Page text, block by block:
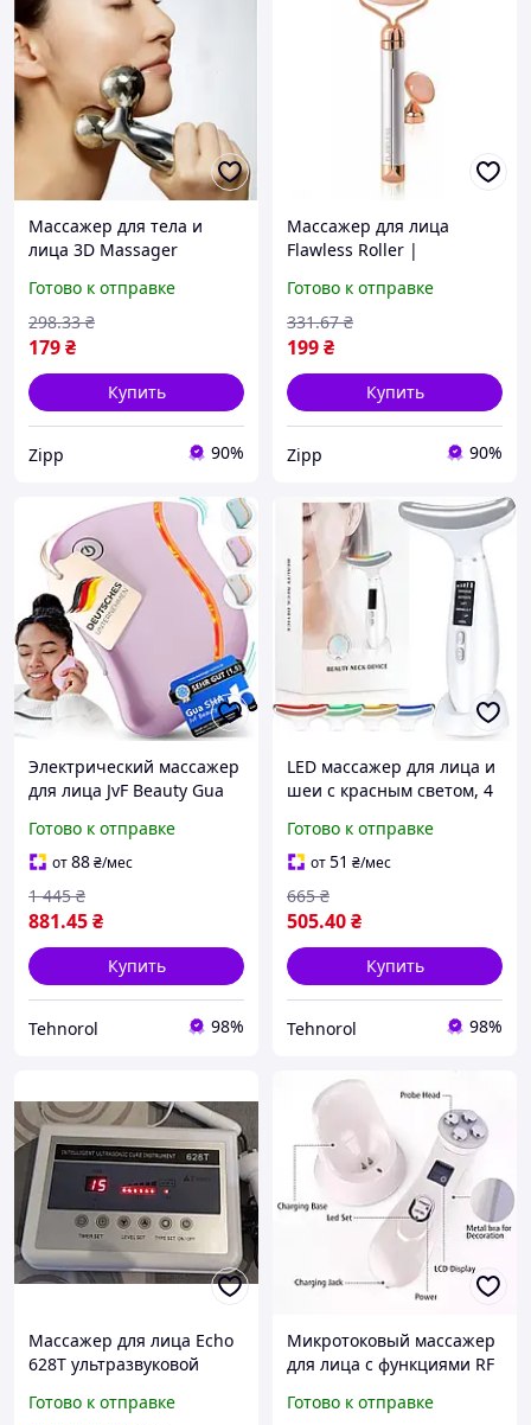
Массажер для тела и
лица 3D Massager
Готово к отправке
179₴
298.33 ₴
Купить
Zipp 90%
Массажер для лица
Flawless Roller |
вибромассажер для лица
Готово к отправке
199₴
331.67 ₴
Купить
Zipp 90%
Электрический массажер
для лица JvF Beauty Gua
упругой кожи с
вибрацией
Готово к отправке
от88₴/мес
881.45₴
1 445 ₴
Купить
Tehnorol 98%
LED массажер для лица и
шеи с красным светом, 4
вибрацией и нагревом,
устройство для ухода
лица
Готово к отправке
от51 ₴/мес
505.40₴
665 ₴
Купить
Tehnorol 98%
Массажер для лица Echo
628T ультразвуковой
Готово к отправке
Микротоковый массажер
для лица с функциями RF
ультразвуковой аппарат
Готово к отправке